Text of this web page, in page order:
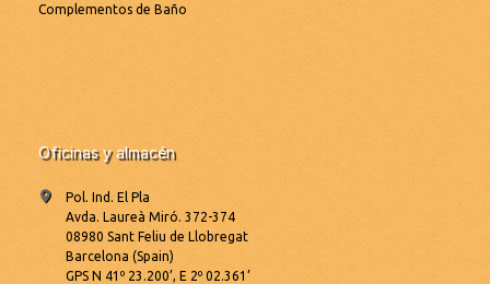
Complementos de Baño
Oficinas y almacén
Pol. Ind. El Pla
Avda. Laureà Miró. 372-374
08980 Sant Feliu de Llobregat
Barcelona (Spain)
GPS N 41º 23.200’, E 2º 02.361’